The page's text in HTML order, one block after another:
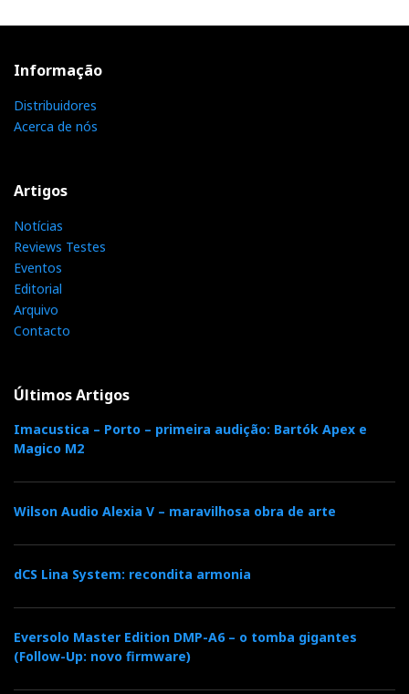
Informação
Distribuidores
Acerca de nós
Artigos
Notícias
Reviews Testes
Eventos
Editorial
Arquivo
Contacto
Últimos Artigos
Imacustica – Porto – primeira audição: Bartók Apex e
Magico M2
Wilson Audio Alexia V – maravilhosa obra de arte
dCS Lina System: recondita armonia
Eversolo Master Edition DMP-A6 – o tomba gigantes
(Follow-Up: novo firmware)